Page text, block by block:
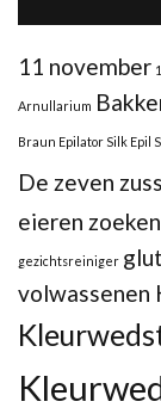
11 november
Arnullarium
Braun Epilator Silk Epil
De zeven
eieren zoeken
gezichtsreiniger
volwassenen